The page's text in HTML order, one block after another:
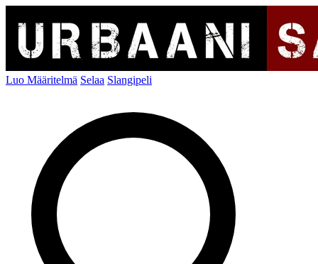
Luo Määritelmä Selaa Slangipeli